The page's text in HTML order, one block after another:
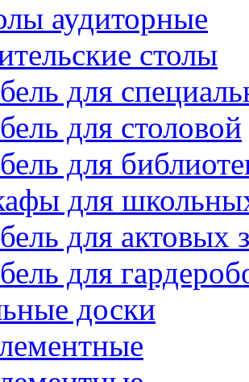
аудиторные
столы
для
для столовой
для
для
для актовых
для
доски